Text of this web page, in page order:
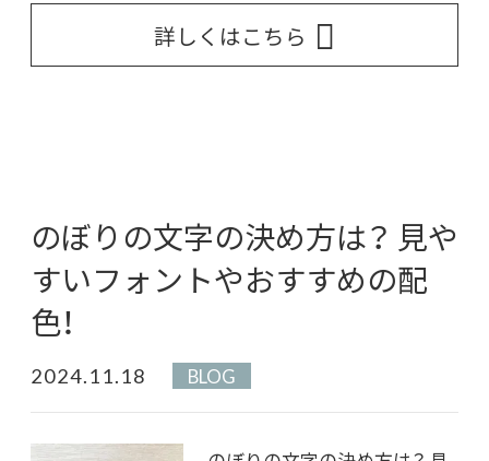
詳しくはこちら
のぼりの文字の決め方は？ 見や
すいフォントやおすすめの配
色！
2024.11.18 BLOG